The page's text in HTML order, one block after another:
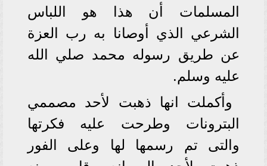
المسلمات أن هذا هو اللباس
الشرعي الذي أوصانا به رب العزة
عن طريق رسوله محمد صلي الله
عليه وسلم.
وأكملت انها ذهبت لأحد مصممي
البترونات وطرحت عليه فكرتها
والتى تم رسمها لها وعلى الفور